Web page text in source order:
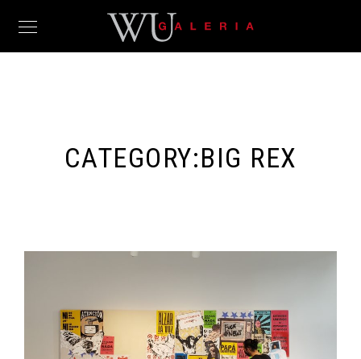
CATEGORY:BIG REX